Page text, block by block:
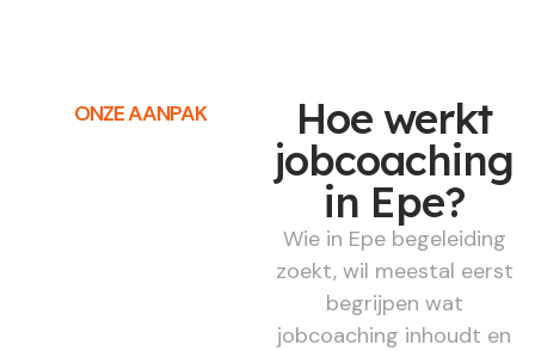
ONZE AANPAK Hoe werkt
jobcoaching
in Epe?
Wie in Epe begeleiding
zoekt, wil meestal eerst
begrijpen wat
jobcoaching inhoudt en